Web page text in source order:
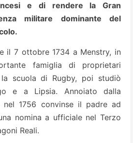
e di rendere la Gran
militare dominante del
il 7 ottobre 1734 a Menstry, in
famiglia di proprietari
scuola di Rugby, poi studiò
e a Lipsia. Annoiato dalla
nel 1756 convinse il padre ad
nomina a ufficiale nel Terzo
Reali.